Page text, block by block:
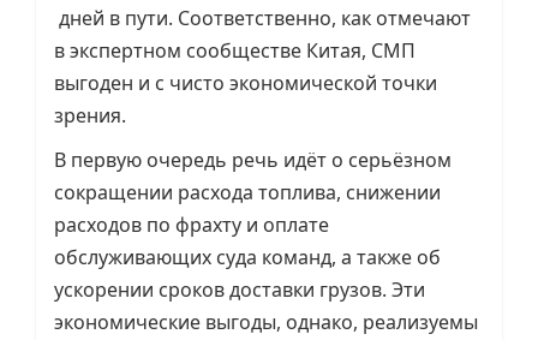
дней в пути. Соответственно, как отмечают
в экспертном сообществе Китая, СМП
выгоден и с чисто экономической точки
зрения.
В первую очередь речь идёт о серьёзном
сокращении расхода топлива, снижении
расходов по фрахту и оплате
обслуживающих суда команд, а также об
ускорении сроков доставки грузов. Эти
экономические выгоды, однако, реализуемы